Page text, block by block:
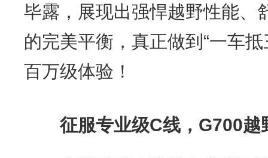
毕露，展现出强悍越野性能、
的完美平衡，真正做到“一车
百万级体验！
征服专业级C线 ， G700越